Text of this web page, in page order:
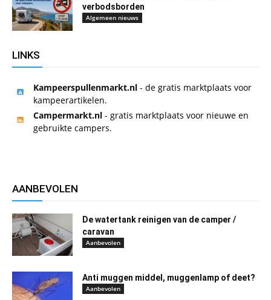
verbodsborden
Algemeen nieuws
LINKS
Kampeerspullenmarkt.nl - de gratis marktplaats voor
kampeerartikelen.
Campermarkt.nl - gratis marktplaats voor nieuwe en
gebruikte campers.
AANBEVOLEN
De watertank reinigen van de camper /
caravan
Aanbevolen
Anti muggen middel, muggenlamp of deet?
Aanbevolen